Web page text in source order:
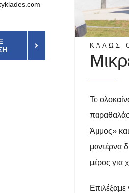
ΚΑΛΩΣ
Το
Άμμος»
μοντέρνα
μέρος για
Επιλέξαμε